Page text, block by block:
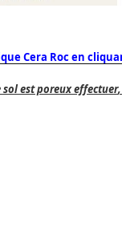
Cera Roc en
est poreux effectuer